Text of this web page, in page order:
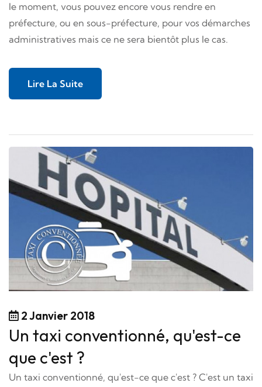
le moment, vous pouvez encore vous rendre en
préfecture, ou en sous-préfecture, pour vos démarches
administratives mais ce ne sera bientôt plus le cas.
Lire La Suite
2 Janvier 2018
Un taxi conventionné, qu'est-ce
que c'est ?
Un taxi conventionné, qu'est-ce que c'est ? C'est un taxi